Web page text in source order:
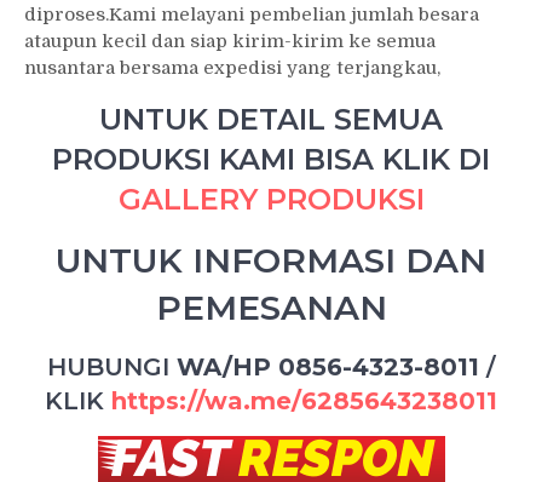
diproses.Kami melayani pembelian jumlah besara
ataupun kecil dan siap kirim-kirim ke semua
nusantara bersama expedisi yang terjangkau,
UNTUK DETAIL SEMUA
PRODUKSI KAMI BISA KLIK DI
GALLERY PRODUKSI
UNTUK INFORMASI DAN
PEMESANAN
HUBUNGI WA/HP 0856-4323-8011 /
KLIK https://wa.me/6285643238011